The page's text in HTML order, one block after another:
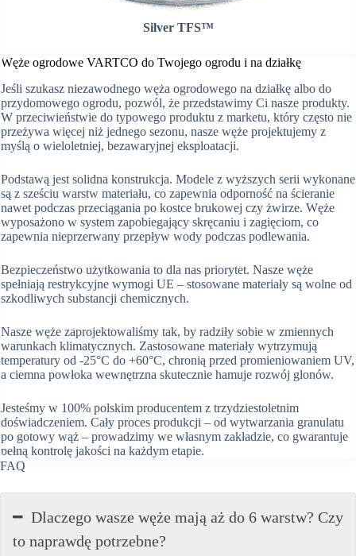
Silver TFS™
Węże ogrodowe VARTCO do Twojego ogrodu i na działkę
Jeśli szukasz niezawodnego węża ogrodowego na działkę albo do
przydomowego ogrodu, pozwól, że przedstawimy Ci nasze produkty.
W przeciwieństwie do typowego produktu z marketu, który często nie
przeżywa więcej niż jednego sezonu, nasze węże projektujemy z
myślą o wieloletniej, bezawaryjnej eksploatacji.
Podstawą jest solidna konstrukcja. Modele z wyższych serii wykonane
są z sześciu warstw materiału, co zapewnia odporność na ścieranie
nawet podczas przeciągania po kostce brukowej czy żwirze. Węże
wyposażono w system zapobiegający skręcaniu i zagięciom, co
zapewnia nieprzerwany przepływ wody podczas podlewania.
Bezpieczeństwo użytkowania to dla nas priorytet. Nasze węże
spełniają restrykcyjne wymogi UE – stosowane materiały są wolne od
szkodliwych substancji chemicznych.
Nasze węże zaprojektowaliśmy tak, by radziły sobie w zmiennych
warunkach klimatycznych. Zastosowane materiały wytrzymują
temperatury od -25°C do +60°C, chronią przed promieniowaniem UV,
a ciemna powłoka wewnętrzna skutecznie hamuje rozwój glonów.
Jesteśmy w 100% polskim producentem z trzydziestoletnim
doświadczeniem. Cały proces produkcji – od wytwarzania granulatu
po gotowy wąż – prowadzimy we własnym zakładzie, co gwarantuje
pełną kontrolę jakości na każdym etapie.
FAQ
Dlaczego wasze węże mają aż do 6 warstw? Czy
to naprawdę potrzebne?